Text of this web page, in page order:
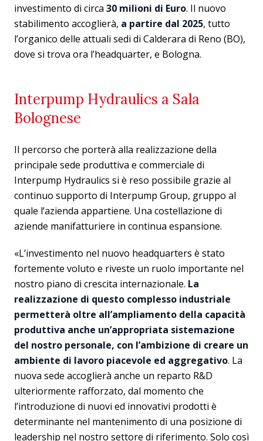
investimento di circa 30 milioni di Euro. Il nuovo
stabilimento accoglierà, a partire dal 2025, tutto
l’organico delle attuali sedi di Calderara di Reno (BO),
dove si trova ora l’headquarter, e Bologna.
Interpump Hydraulics a Sala
Bolognese
Il percorso che porterà alla realizzazione della
principale sede produttiva e commerciale di
Interpump Hydraulics si è reso possibile grazie al
continuo supporto di Interpump Group, gruppo al
quale l’azienda appartiene. Una costellazione di
aziende manifatturiere in continua espansione.
«L’investimento nel nuovo headquarters è stato
fortemente voluto e riveste un ruolo importante nel
nostro piano di crescita internazionale. La
realizzazione di questo complesso industriale
permetterà oltre all’ampliamento della capacità
produttiva anche un’appropriata sistemazione
del nostro personale, con l’ambizione di creare un
ambiente di lavoro piacevole ed aggregativo. La
nuova sede accoglierà anche un reparto R&D
ulteriormente rafforzato, dal momento che
l’introduzione di nuovi ed innovativi prodotti è
determinante nel mantenimento di una posizione di
leadership nel nostro settore di riferimento. Solo così